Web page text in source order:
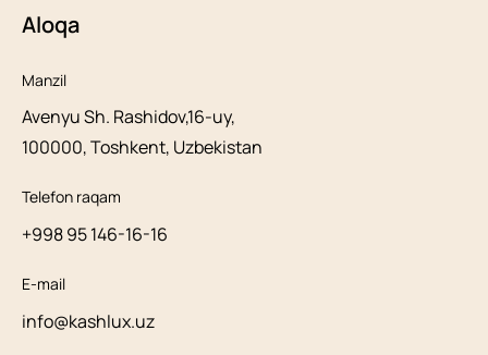
Aloqa
Manzil
Avenyu Sh. Rashidov,16-uy,
100000, Toshkent, Uzbekistan
Telefon raqam
+998 95 146-16-16
E-mail
info@kashlux.uz